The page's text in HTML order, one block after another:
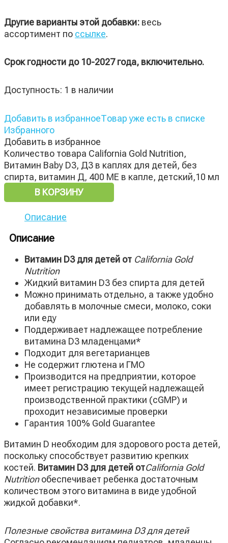
Другие варианты этой добавки: весь
ассортимент по ссылке.
Срок годности до 10-2027 года, включительно.
Доступность: 1 в наличии
Добавить в избранноеТовар уже есть в списке
Избранного
Добавить в избранное
Количество товара California Gold Nutrition,
Витамин Baby D3, Д3 в каплях для детей, без
спирта, витамин Д, 400 МЕ в капле, детский,10 мл
В КОРЗИНУ
Описание
Описание
Витамин D3 для детей от California Gold
Nutrition
Жидкий витамин D3 без спирта для детей
Можно принимать отдельно, а также удобно
добавлять в молочные смеси, молоко, соки
или еду
Поддерживает надлежащее потребление
витамина D3 младенцами*
Подходит для вегетарианцев
Не содержит глютена и ГМО
Производится на предприятии, которое
имеет регистрацию текущей надлежащей
производственной практики (cGMP) и
проходит независимые проверки
Гарантия 100% Gold Guarantee
Витамин D необходим для здорового роста детей,
поскольку способствует развитию крепких
костей. Витамин D3 для детей отCalifornia Gold
Nutritionобеспечивает ребенка достаточным
количеством этого витамина в виде удобной
жидкой добавки*.
Полезные свойства витамина D3 для детей